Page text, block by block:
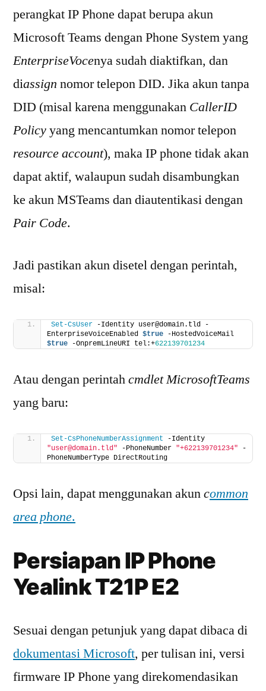
perangkat IP Phone dapat berupa akun
Microsoft Teams dengan Phone System yang
EnterpriseVocenya sudah diaktifkan, dan
diassign nomor telepon DID. Jika akun tanpa
DID (misal karena menggunakan CallerID
Policyyang mencantumkan nomor telepon
resource account), maka IP phone tidak akan
dapat aktif, walaupun sudah disambungkan
ke akun MSTeams dan diautentikasi dengan
Pair Code.
Jadi pastikan akun disetel dengan perintah,
misal:
Set-CsUser -Identity user@domain.tld -
EnterpriseVoiceEnabled $true
$true -OnpremLineURI tel:+622139701234
Atau dengan perintahcmdlet MicrosoftTeams
yang baru:
Set-CsPhoneNumberAssignment
"user@domain.tld" -PhoneNumber "+622139701234" -
PhoneNumberType DirectRouting
Opsi lain, dapat menggunakan akuncommon
area phone.
Persiapan IP Phone
Yealink T21P E2
Sesuai dengan petunjuk yang dapat dibaca di
dokumentasi Microsoft, per tulisan ini, versi
firmware IP Phone yang direkomendasikan